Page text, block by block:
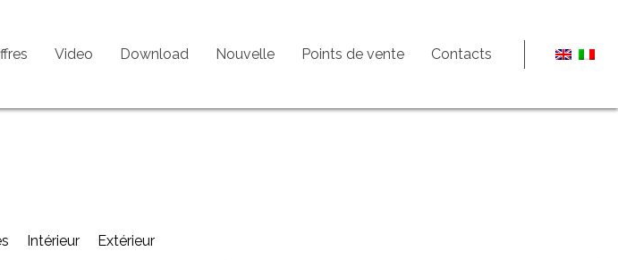
Video Download Nouvelle Points de vente Contacts
Intérieur Extérieur